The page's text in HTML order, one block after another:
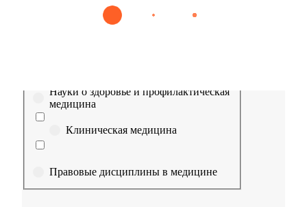
Сестринское дело Эпидемиология Медицинская помощь
Выберите направление
Науки о здоровье и профилактическая
медицина
Клиническая медицина
Правовые дисциплины в медицине